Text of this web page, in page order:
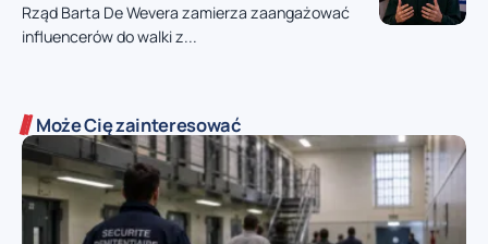
Rząd Barta De Wevera zamierza zaangażować
influencerów do walki z...
Może Cię zainteresować